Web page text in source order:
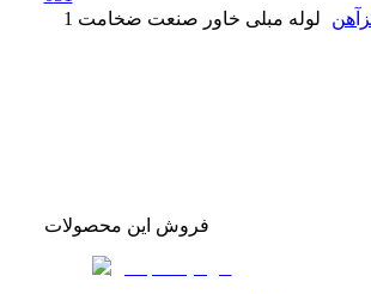
لوله مبلی خاور صنعت ضخامت 1
فروش این محصولات